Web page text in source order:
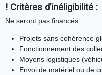
! Critères d’inéligibilité:
Ne seront pas financés :
Projets sans cohérence
Fonctionnement des
Moyens logistiques
Envoi de matériel ou de